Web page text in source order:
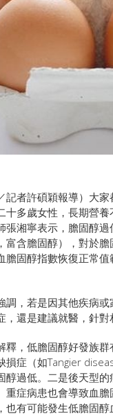
記者許碩穎報導）大
十多歲女性，長期營
張湘寧表示，膽固醇
富含膽固醇），對於
膽固醇指數恢復正常
調，若是因其他疾病
，還是建議就醫，針對
釋，低膽固醇好發族
損症（如Tangier
醇過低。二是後天型
重症病患也會導致血
有可能發生低膽固醇